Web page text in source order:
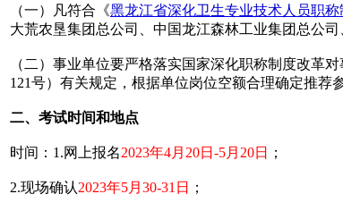
（一）凡符合《黑龙江省深化卫生专业技术人员职
大荒农垦集团总公司、中国龙江森林工业集团总公
（二）事业单位要严格落实国家深化职称制度改革
121号）有关规定，根据单位岗位空额合理确定推荐
二、考试时间和地点
时间：1.网上报名2023年4月20日-5月20日 ；
2.现场确认2023年5月30-31日 ；